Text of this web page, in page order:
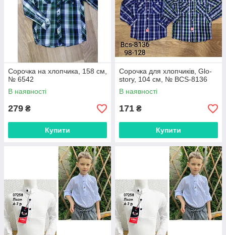
Сорочка на хлопчика, 158 см,
№ 6542
В наявності
279 ₴
Купити
Сорочка для хлопчиків, Glo-
story, 104 см, № BCS-8136
В наявності
171 ₴
Купити